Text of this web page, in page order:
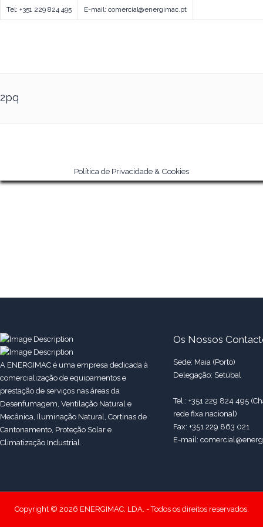
Tel: +351 229 824 495 E-mail: comercial@energimac.pt
2pq
A ENERGIMAC é uma empresa dedicada à
comercialização de equipamentos e
prestação de serviços nas áreas da
Desenfumagem, Ventilação Natural e
Mecânica, Iluminação Natural, Cortinas de
Cantonamento, Proteção Solar e
Climatização Industrial.
Os Nossos
Sede: Maia (Porto)
Delegação: Setúbal
Tel.: +351 229 824 495
rede fixa nacional)
Fax: +351 229 863 021
E-mail:
Copyright © 2026 ENERGIMAC, LDA. - Todos os direitos reservados.
Política de Privacidade & Cookies